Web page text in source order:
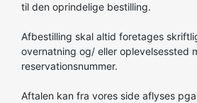
til den oprindelige bestilling.
Afbestilling skal altid foretages
overnatning og/ eller oplevelsessted
reservationsnummer.
Aftalen kan fra vores side aflyses